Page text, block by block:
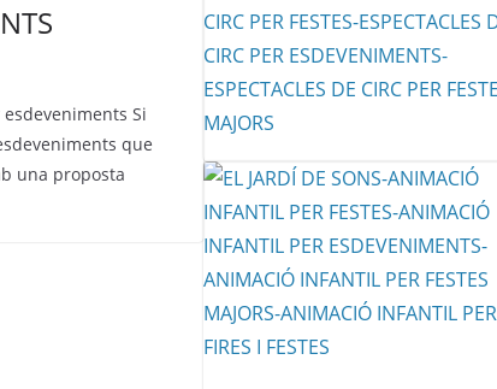
Si
que
una proposta